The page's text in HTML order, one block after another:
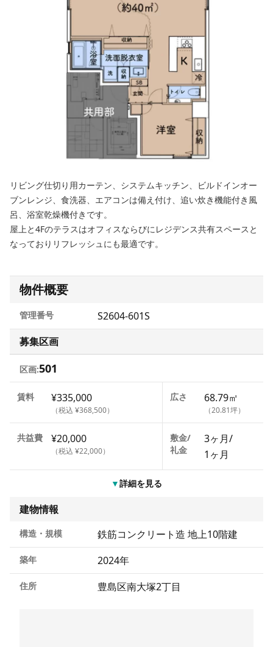
リビング仕切り用カーテン、システムキッチン、ビルドインオー
ブンレンジ、食洗器、エアコンは備え付け、追い炊き機能付き風
呂、浴室乾燥機付きです。
屋上と4Fのテラスはオフィスならびにレジデンス共有スペースと
なっておりリフレッシュにも最適です。
物件概要
管理番号
S2604-601S
募集区画
区画:501
賃料 ¥335,000
（税込 ¥368,500）
広さ 68.79㎡
（20.81坪）
共益費 ¥20,000
（税込 ¥22,000）
敷金/
礼金
3ヶ月/
1ヶ月
▼詳細を見る
建物情報
構造・規模 鉄筋コンクリート造 地上10階建
築年 2024年
住所 豊島区南大塚2丁目